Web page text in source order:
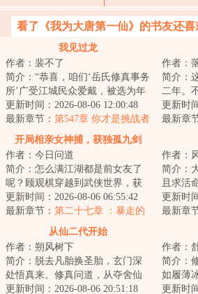
看了《我为大唐第一仙》的书友还喜
我见过龙
作者：裴不了
简介：“恭喜，咱们‘岳氏修真事务
所’广受江城民众爱戴，被选为年
度最佳修真机构。岳大师能不能
给大家分...
更新时间：2026-08-06 12:00:48
最新章节： 第547章 你才是挑战者
【求月票！】
作者：
简介：
二年。
文，前
热，从
更新时
最新章
百八十
开局相亲女神捕，获独孤九剑
作者：今日问道
简介：怎么满江湖都是前女友了
呢？顾观棋穿越到武侠世界，获
得【相亲系统】。只要相亲就可
以获得各种武林...
更新时间：2026-08-06 06:55:42
最新章节： 第二十七章 ：暴走的
温淑仪（求月票）
作者：
简介：
且求活
了倚天
火闯进
更新时
最新章
从仙二代开始
作者：朔风树下
简介：脱去凡胎换圣胎，玄门深
处悟真来。修真问道，从夺舍仙
二代开始！已有万字仙侠精品完
更新时间：2026-08-06 20:51:18
作者：
简介：
如履薄
道。一
更新时